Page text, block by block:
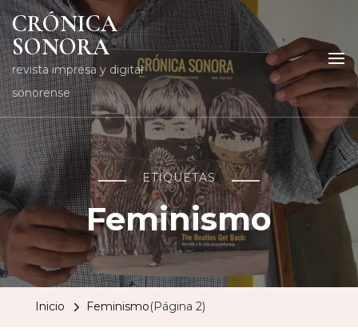
CRÓNICA
SONORA
revista impresa y digital
sonorense
ETIQUETAS
Feminismo
Inicio Feminismo(Página 2)